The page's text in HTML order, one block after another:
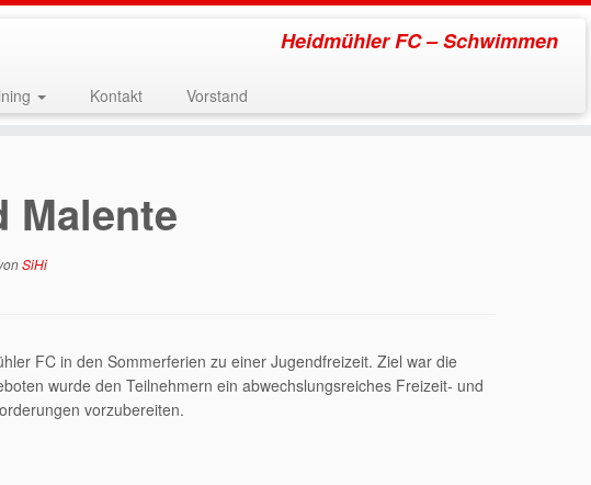
Heidmühler FC – Schwimmen
Kontakt Vorstand
Malente
SiHi
FC in den Sommerferien zu einer Jugendfreizeit. Ziel war die
wurde den Teilnehmern ein abwechslungsreiches Freizeit- und
vorzubereiten.